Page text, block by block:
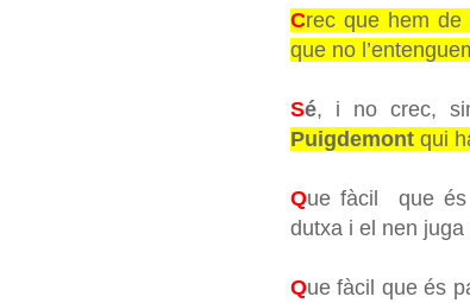
Crec que hem de
que no
Sé, i no crec,
Puigdemont qui
Que fàcil que és
dutxa i el nen
Que fàcil que és